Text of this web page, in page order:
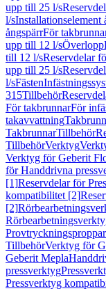
upp till 25 l/s
l/sInstallationselement
ångspärrFör
upp till 12 l/sÖverlopp
till 12 l/sReservdelar
upp till 25 l/s
l/sFästen
315Tillbehör
För takbrunnarFör
takavvattning
TakbrunnarTillbehör
TillbehörVerktyg
Verktyg för Geberit
för Handdrivna
[1]Reservdelar för
kompatibilitet [2]
[2]
Provtryckningsproppar
TillbehörVerktyg för
Geberit Mepla
pressverktyg
Pressverktyg